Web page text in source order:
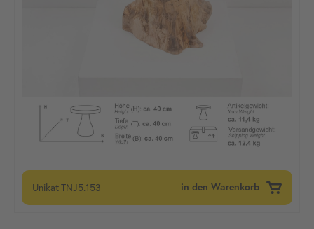
UnikatTNJ5.153 in den Warenkorb